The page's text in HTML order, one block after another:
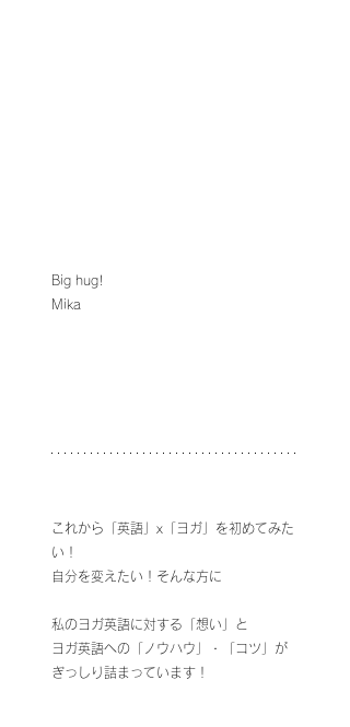
Big hug!
Mika
これから「英語」x「ヨガ」を初めてみた
い！
自分を変えたい！そんな方に
私のヨガ英語に対する「想い」と
ヨガ英語への「ノウハウ」・「コツ」が
ぎっしり詰まっています！